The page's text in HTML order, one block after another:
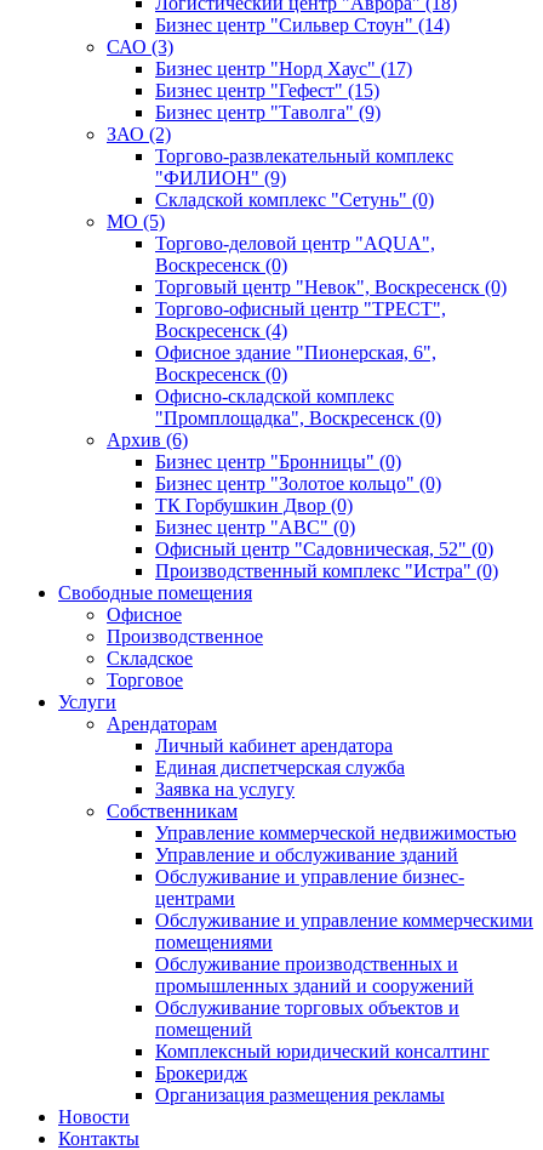
Бизнес центр "Сильвер Стоун" (14)
САО (3)
Бизнес центр "Норд Хаус" (17)
Бизнес центр "Гефест" (15)
Бизнес центр "Таволга" (9)
ЗАО (2)
Торгово-развлекательный комплекс
"ФИЛИОН" (9)
Складской комплекс "Сетунь" (0)
MO (5)
Торгово-деловой центр "AQUA",
Воскресенск (0)
Торговый центр "Невок", Воскресенск (0)
Торгово-офисный центр "ТРЕСТ",
Воскресенск (4)
Офисное здание "Пионерская, 6",
Воскресенск (0)
Офисно-складской комплекс
"Промплощадка", Воскресенск (0)
Архив (6)
Бизнес центр "Бронницы" (0)
Бизнес центр "Золотое кольцо" (0)
ТК Горбушкин Двор (0)
Бизнес центр "АВС" (0)
Офисный центр "Садовническая, 52" (0)
Производственный комплекс "Истра" (0)
Свободные помещения
Офисное
Производственное
Складское
Торговое
Услуги
Арендаторам
Личный кабинет арендатора
Единая диспетчерская служба
Заявка на услугу
Собственникам
Управление коммерческой недвижимостью
Управление и обслуживание зданий
Обслуживание и управление бизнес-
центрами
Обслуживание и управление коммерческими
помещениями
Обслуживание производственных и
промышленных зданий и сооружений
Обслуживание торговых объектов и
помещений
Комплексный юридический консалтинг
Брокеридж
Организация размещения рекламы
Новости
Контакты